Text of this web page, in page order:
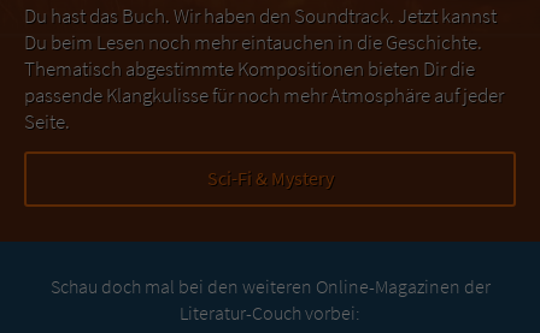
Du hast das Buch. Wir haben den Soundtrack. Jetzt kannst
Du beim Lesen noch mehr eintauchen in die Geschichte.
Thematisch abgestimmte Kompositionen bieten Dir die
passende Klangkulisse für noch mehr Atmosphäre auf jeder
Seite.
Sci-Fi & Mystery
Schau doch mal bei den weiteren Online-Magazinen der
Literatur-Couch vorbei: